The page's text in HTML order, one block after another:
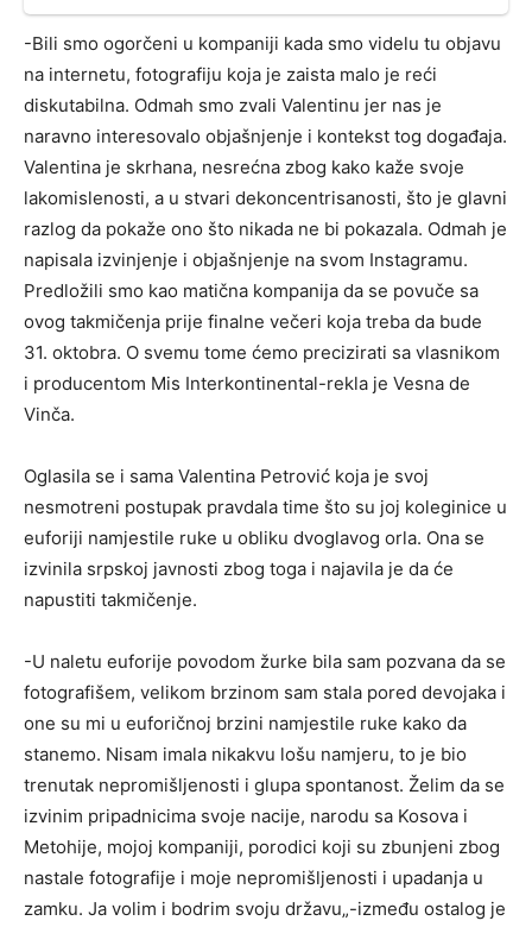
-Bili smo ogorčeni u kompaniji kada smo videlu tu objavu
na internetu, fotografiju koja je zaista malo je reći
diskutabilna. Odmah smo zvali Valentinu jer nas je
naravno interesovalo objašnjenje i kontekst tog događaja.
Valentina je skrhana, nesrećna zbog kako kaže svoje
lakomislenosti, a u stvari dekoncentrisanosti, što je glavni
razlog da pokaže ono što nikada ne bi pokazala. Odmah je
napisala izvinjenje i objašnjenje na svom Instagramu.
Predložili smo kao matična kompanija da se povuče sa
ovog takmičenja prije finalne večeri koja treba da bude
31. oktobra. O svemu tome ćemo precizirati sa vlasnikom
i producentom Mis Interkontinental-rekla je Vesna de
Vinča.
Oglasila se i sama Valentina Petrović koja je svoj
nesmotreni postupak pravdala time što su joj koleginice u
euforiji namjestile ruke u obliku dvoglavog orla. Ona se
izvinila srpskoj javnosti zbog toga i najavila je da će
napustiti takmičenje.
-U naletu euforije povodom žurke bila sam pozvana da se
fotografišem, velikom brzinom sam stala pored devojaka i
one su mi u euforičnoj brzini namjestile ruke kako da
stanemo. Nisam imala nikakvu lošu namjeru, to je bio
trenutak nepromišljenosti i glupa spontanost. Želim da se
izvinim pripadnicima svoje nacije, narodu sa Kosova i
Metohije, mojoj kompaniji, porodici koji su zbunjeni zbog
nastale fotografije i moje nepromišljenosti i upadanja u
zamku. Ja volim i bodrim svoju državu„-između ostalog je